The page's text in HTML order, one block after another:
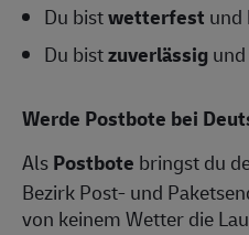
Du bistwetterfest und
Du bistzuverlässig
Werde Postbote bei
AlsPostbote bringst du
Bezirk Post- und
von keinem Wetter die